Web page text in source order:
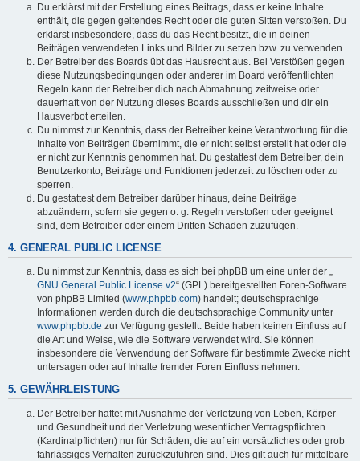
Du erklärst mit der Erstellung eines Beitrags, dass er keine Inhalte
enthält, die gegen geltendes Recht oder die guten Sitten verstoßen. Du
erklärst insbesondere, dass du das Recht besitzt, die in deinen
Beiträgen verwendeten Links und Bilder zu setzen bzw. zu verwenden.
Der Betreiber des Boards übt das Hausrecht aus. Bei Verstößen gegen
diese Nutzungsbedingungen oder anderer im Board veröffentlichten
Regeln kann der Betreiber dich nach Abmahnung zeitweise oder
dauerhaft von der Nutzung dieses Boards ausschließen und dir ein
Hausverbot erteilen.
Du nimmst zur Kenntnis, dass der Betreiber keine Verantwortung für die
Inhalte von Beiträgen übernimmt, die er nicht selbst erstellt hat oder die
er nicht zur Kenntnis genommen hat. Du gestattest dem Betreiber, dein
Benutzerkonto, Beiträge und Funktionen jederzeit zu löschen oder zu
sperren.
Du gestattest dem Betreiber darüber hinaus, deine Beiträge
abzuändern, sofern sie gegen o. g. Regeln verstoßen oder geeignet
sind, dem Betreiber oder einem Dritten Schaden zuzufügen.
4. GENERAL PUBLIC LICENSE
Du nimmst zur Kenntnis, dass es sich bei phpBB um eine unter der „
GNU General Public License v2“ (GPL) bereitgestellten Foren-Software
von phpBB Limited (www.phpbb.com) handelt; deutschsprachige
Informationen werden durch die deutschsprachige Community unter
www.phpbb.de zur Verfügung gestellt. Beide haben keinen Einfluss auf
die Art und Weise, wie die Software verwendet wird. Sie können
insbesondere die Verwendung der Software für bestimmte Zwecke nicht
untersagen oder auf Inhalte fremder Foren Einfluss nehmen.
5. GEWÄHRLEISTUNG
Der Betreiber haftet mit Ausnahme der Verletzung von Leben, Körper
und Gesundheit und der Verletzung wesentlicher Vertragspflichten
(Kardinalpflichten) nur für Schäden, die auf ein vorsätzliches oder grob
fahrlässiges Verhalten zurückzuführen sind. Dies gilt auch für mittelbare